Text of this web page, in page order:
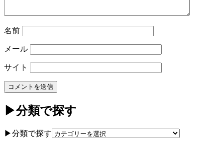
名前
メール
サイト
▶分類で探す
▶分類で探す